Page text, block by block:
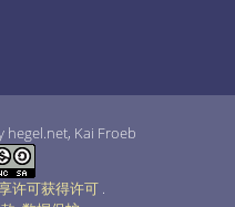
Kai Froeb
许可获得许可 .